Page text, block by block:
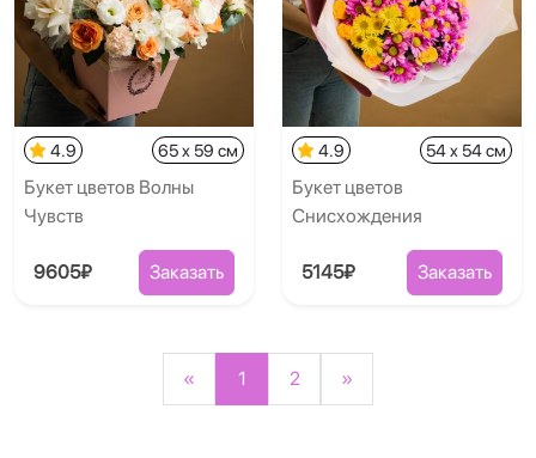
4.9 65 x 59 см
Букет цветов Волны
Чувств
9605₽ Заказать
4.9 54 x 54 см
Букет цветов
Снисхождения
5145₽ Заказать
« 1 2 »